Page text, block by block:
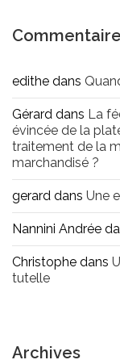
edithe dans
Gérard dans La
évincée de la
traitement de la
marchandisé ?
gerard dans Une
Nannini Andrée
Christophe dans
tutelle
Archives